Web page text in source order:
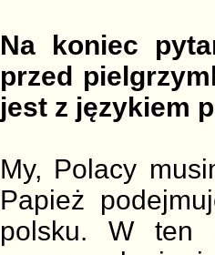
Na koniec
przed
jest z językiem
My, Polacy
Papież
polsku. W ten